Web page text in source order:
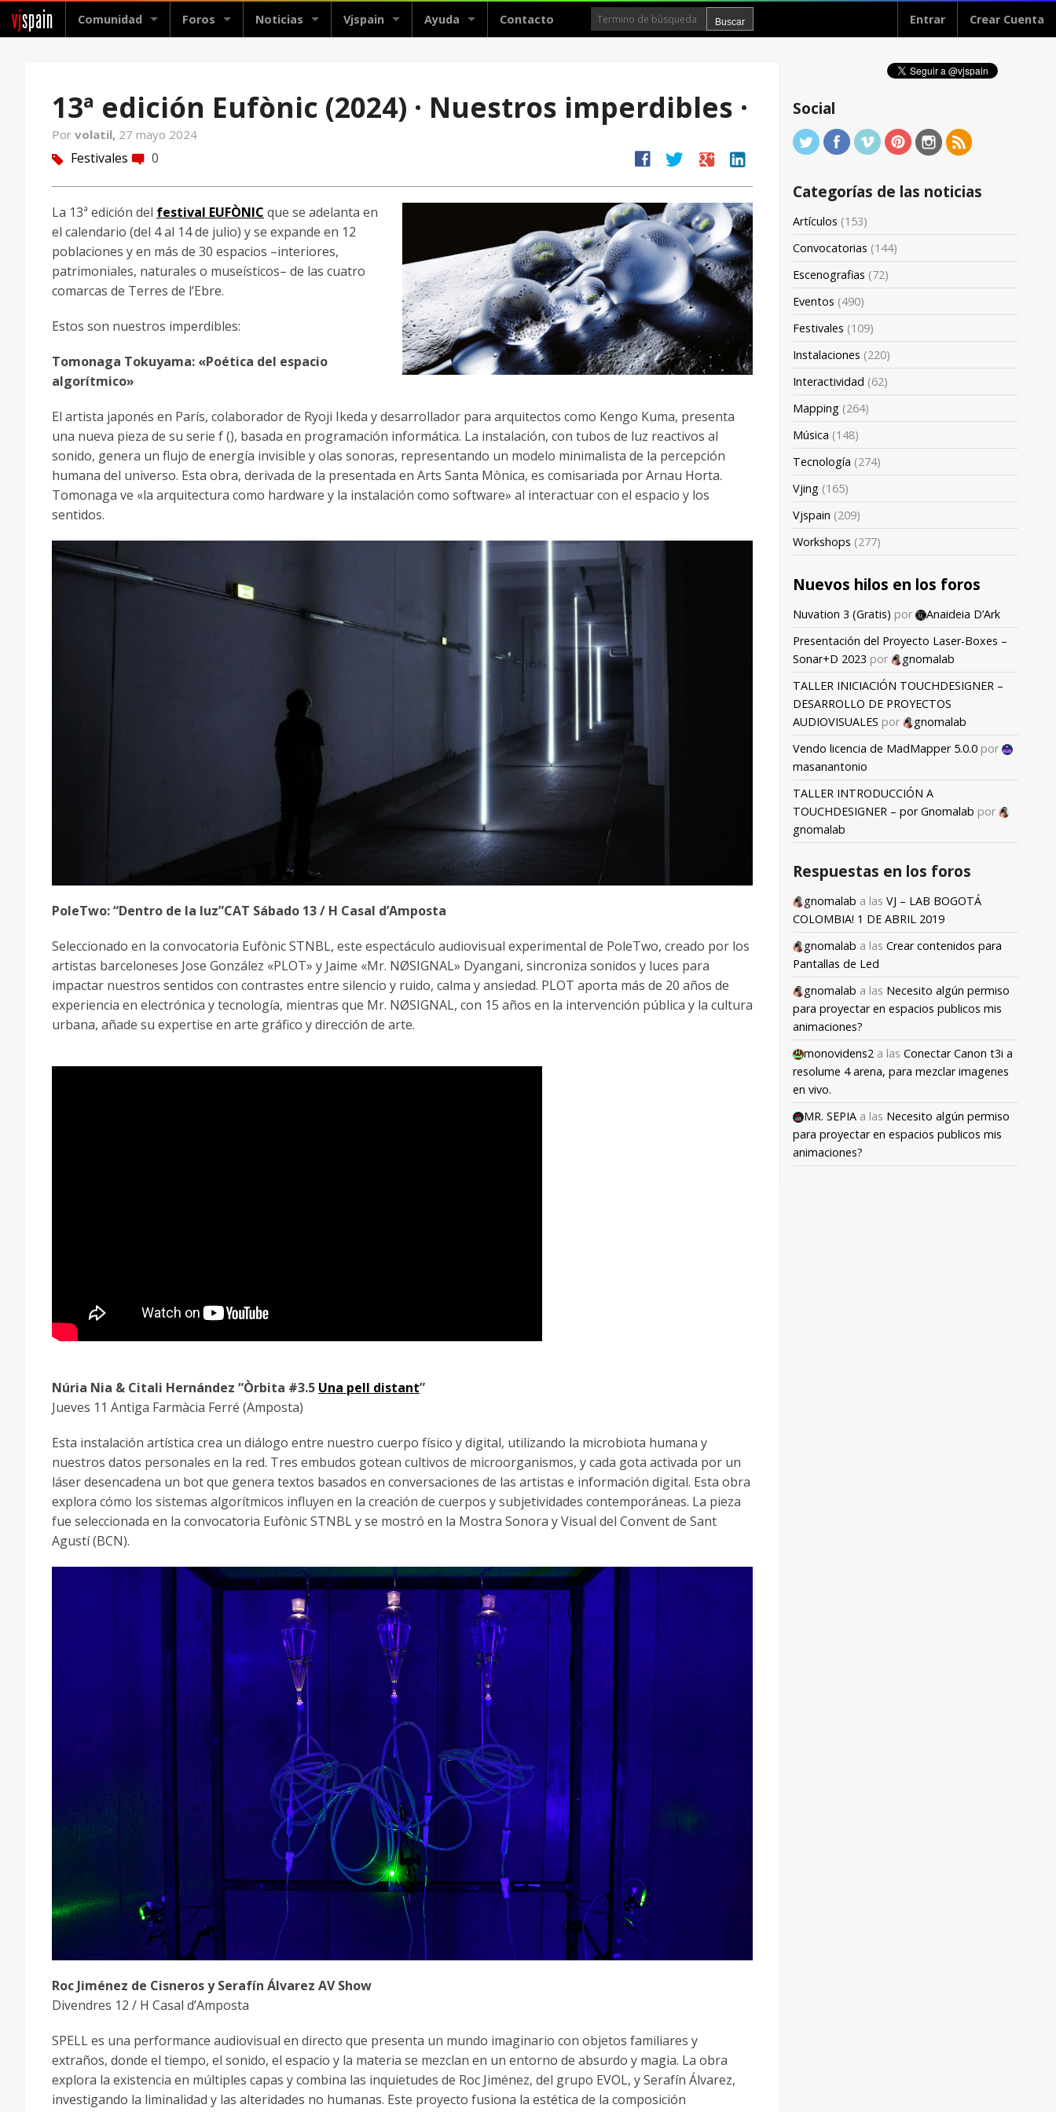
vjspain Comunidad Foros Noticias Vjspain Ayuda Contacto Entrar Crear Cuenta
13ª edición Eufònic (2024) · Nuestros imperdibles ·
Por volatil, 27 mayo 2024
tag Festivales comment 0 facebook twitter google linkedin
La 13ª edición del festival EUFÒNIC que se adelanta en
el calendario (del 4 al 14 de julio) y se expande en 12
poblaciones y en más de 30 espacios –interiores,
patrimoniales, naturales o museísticos– de las cuatro
comarcas de Terres de l’Ebre.
Estos son nuestros imperdibles:
Tomonaga Tokuyama: «Poética del espacio
algorítmico»
El artista japonés en París, colaborador de Ryoji Ikeda y desarrollador para arquitectos como Kengo Kuma, presenta
una nueva pieza de su serie f (), basada en programación informática. La instalación, con tubos de luz reactivos al
sonido, genera un flujo de energía invisible y olas sonoras, representando un modelo minimalista de la percepción
humana del universo. Esta obra, derivada de la presentada en Arts Santa Mònica, es comisariada por Arnau Horta.
Tomonaga ve «la arquitectura como hardware y la instalación como software» al interactuar con el espacio y los
sentidos.
PoleTwo: “Dentro de la luz”CAT Sábado 13 / H Casal d’Amposta
Seleccionado en la convocatoria Eufònic STNBL, este espectáculo audiovisual experimental de PoleTwo, creado por los
artistas barceloneses Jose González «PLOT» y Jaime «Mr. NØSIGNAL» Dyangani, sincroniza sonidos y luces para
impactar nuestros sentidos con contrastes entre silencio y ruido, calma y ansiedad. PLOT aporta más de 20 años de
experiencia en electrónica y tecnología, mientras que Mr. NØSIGNAL, con 15 años en la intervención pública y la cultura
urbana, añade su expertise en arte gráfico y dirección de arte.
Núria Nia & Citali Hernández “Òrbita #3.5 Una pell distant”
Jueves 11 Antiga Farmàcia Ferré (Amposta)
Esta instalación artística crea un diálogo entre nuestro cuerpo físico y digital, utilizando la microbiota humana y
nuestros datos personales en la red. Tres embudos gotean cultivos de microorganismos, y cada gota activada por un
láser desencadena un bot que genera textos basados en conversaciones de las artistas e información digital. Esta obra
explora cómo los sistemas algorítmicos influyen en la creación de cuerpos y subjetividades contemporáneas. La pieza
fue seleccionada en la convocatoria Eufònic STNBL y se mostró en la Mostra Sonora y Visual del Convent de Sant
Agustí (BCN).
Roc Jiménez de Cisneros y Serafín Álvarez AV Show
Divendres 12 / H Casal d’Amposta
SPELL es una performance audiovisual en directo que presenta un mundo imaginario con objetos familiares y
extraños, donde el tiempo, el sonido, el espacio y la materia se mezclan en un entorno de absurdo y magia. La obra
explora la existencia en múltiples capas y combina las inquietudes de Roc Jiménez, del grupo EVOL, y Serafín Álvarez,
investigando la liminalidad y las alteridades no humanas. Este proyecto fusiona la estética de la composición
Social
Categorías de las noticias
Artículos (153)
Convocatorias (144)
Escenografias (72)
Eventos (490)
Festivales (109)
Instalaciones (220)
Interactividad (62)
Mapping (264)
Música (148)
Tecnología (274)
Vjing (165)
Vjspain (209)
Workshops (277)
Nuevos hilos en los foros
Nuvation 3 (Gratis) por
Anaideia D’Ark
Presentación del Proyecto Laser-Boxes –
Sonar+D 2023 por
gnomalab
TALLER INICIACIÓN TOUCHDESIGNER –
DESARROLLO DE PROYECTOS
AUDIOVISUALES por
gnomalab
Vendo licencia de MadMapper 5.0.0 por
masanantonio
TALLER INTRODUCCIÓN A
TOUCHDESIGNER – por Gnomalab por
gnomalab
Respuestas en los foros
gnomalab a las VJ – LAB BOGOTÁ
COLOMBIA! 1 DE ABRIL 2019
gnomalab a las Crear contenidos para
Pantallas de Led
gnomalab a las Necesito algún permiso
para proyectar en espacios publicos mis
animaciones?
monovidens2 a las Conectar Canon t3i a
resolume 4 arena, para mezclar imagenes
en vivo.
MR. SEPIA a las Necesito algún permiso
para proyectar en espacios publicos mis
animaciones?